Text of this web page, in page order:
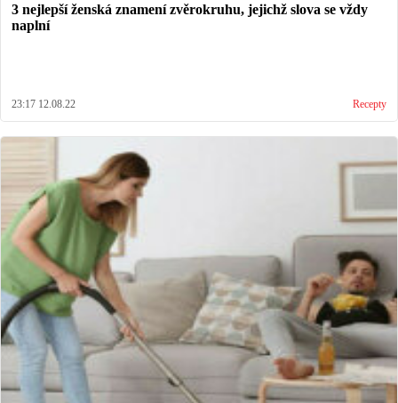
3 nejlepší ženská znamení zvěrokruhu, jejichž slova se vždy
naplní
23:17 12.08.22 Recepty